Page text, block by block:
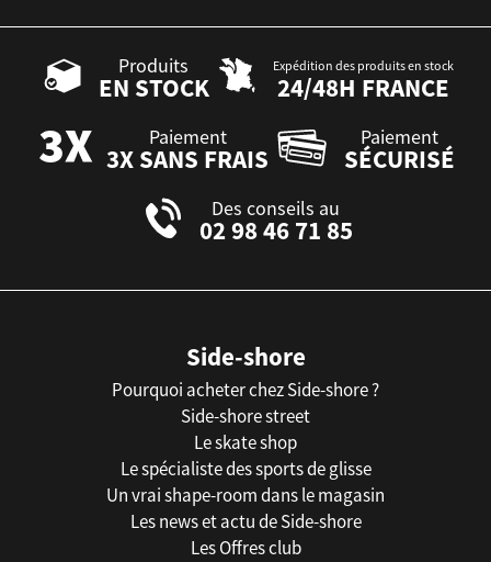
Produits
EN STOCK
Expédition des produits en stock
24/48H FRANCE
Paiement
3X SANS FRAIS
Paiement
SÉCURISÉ
Des conseils au
02 98 46 71 85
Side-shore
Pourquoi acheter chez Side-shore ?
Side-shore street
Le skate shop
Le spécialiste des sports de glisse
Un vrai shape-room dans le magasin
Les news et actu de Side-shore
Les Offres club